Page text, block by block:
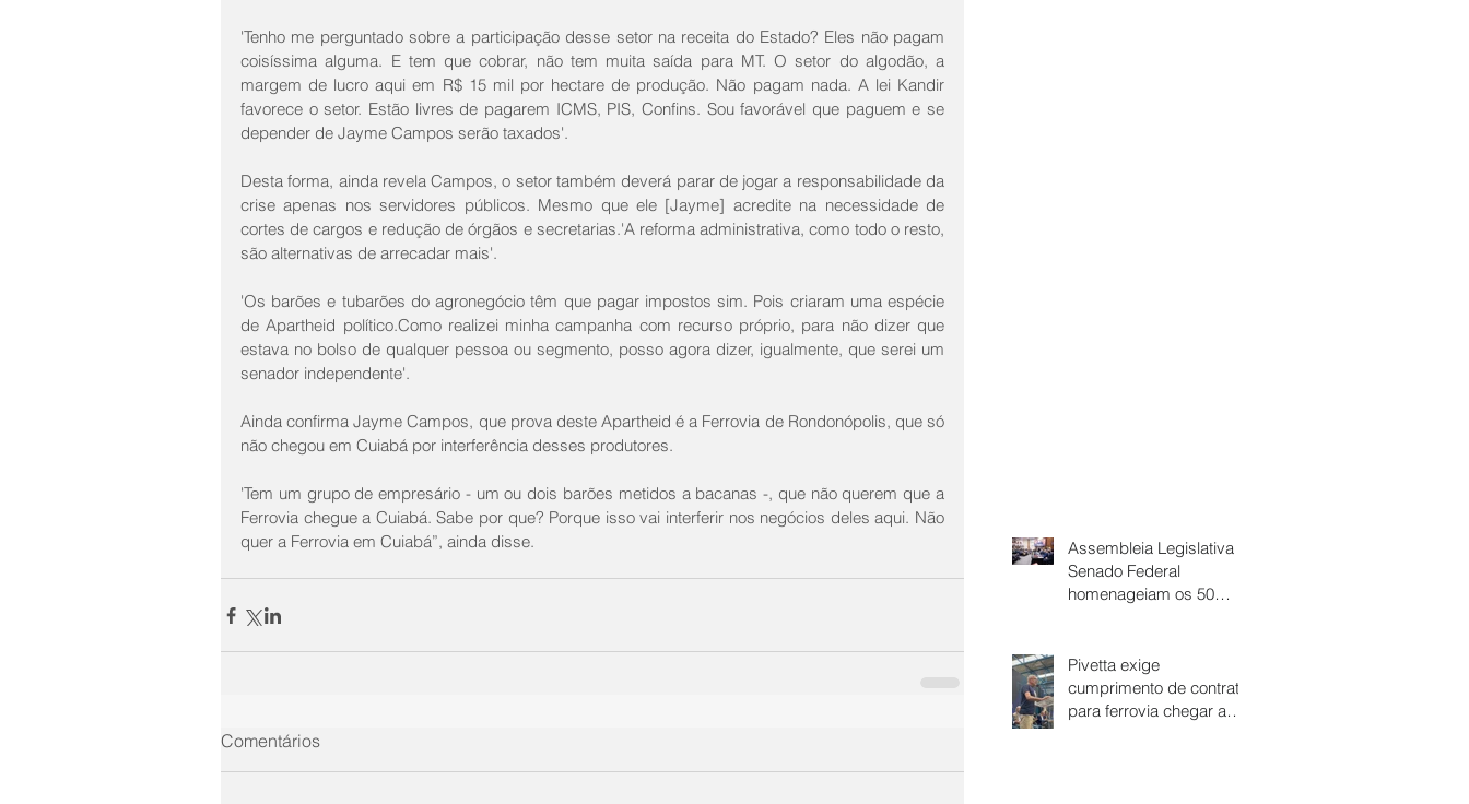
'Tenho me perguntado sobre a participação desse setor na receita do Estado? Eles não pagam
coisíssima alguma. E tem que cobrar, não tem muita saída para MT. O setor do algodão, a
margem de lucro aqui em R$ 15 mil por hectare de produção. Não pagam nada. A lei Kandir
favorece o setor. Estão livres de pagarem ICMS, PIS, Confins. Sou favorável que paguem e se
depender de Jayme Campos serão taxados'.
Desta forma, ainda revela Campos, o setor também deverá parar de jogar a responsabilidade da
crise apenas nos servidores públicos. Mesmo que ele [Jayme] acredite na necessidade de
cortes de cargos e redução de órgãos e secretarias.'A reforma administrativa, como todo o resto,
são alternativas de arrecadar mais'.
'Os barões e tubarões do agronegócio têm que pagar impostos sim. Pois criaram uma espécie
de Apartheid político.Como realizei minha campanha com recurso próprio, para não dizer que
estava no bolso de qualquer pessoa ou segmento, posso agora dizer, igualmente, que serei um
senador independente'.
Ainda confirma Jayme Campos, que prova deste Apartheid é a Ferrovia de Rondonópolis, que só
não chegou em Cuiabá por interferência desses produtores.
'Tem um grupo de empresário - um ou dois barões metidos a bacanas -, que não querem que a
Ferrovia chegue a Cuiabá. Sabe por que? Porque isso vai interferir nos negócios deles aqui. Não
quer a Ferrovia em Cuiabá”, ainda disse.
Comentários
Assembleia Legislativa e
Senado Federal
homenageiam os 50
para a ferrovia em Mato
Grosso
Pivetta exige
cumprimento de contrato
para ferrovia chegar a